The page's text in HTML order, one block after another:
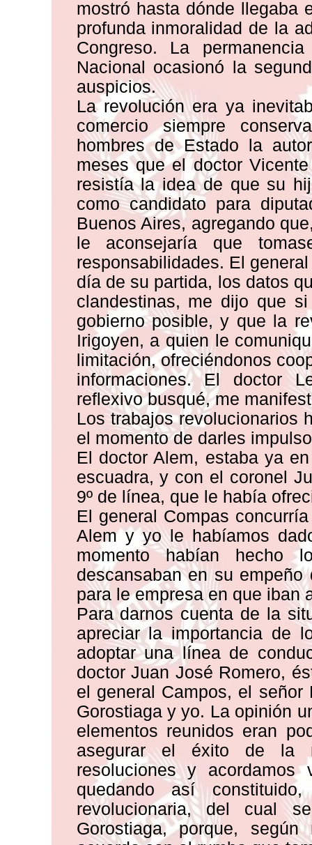
mostró hasta dónde llegaba
profunda inmoralidad de la
Congreso. La
Nacional ocasionó la
auspicios.
La revolución era ya
comercio siempre
hombres de Estado la
meses que el doctor
resistía la idea de que su
como candidato para
Buenos Aires, agregando
le aconsejaría que
responsabilidades. El
día de su partida, los datos
clandestinas, me dijo que
gobierno posible, y que la
Irigoyen, a quien le
limitación, ofreciéndonos
informaciones. El doctor
reflexivo busqué, me
Los trabajos revolucionarios
el momento de darles
El doctor Alem, estaba ya
escuadra, y con el coronel
9º de línea, que le había
El general Compas
Alem y yo le habíamos
momento habían hecho
descansaban en su
para le empresa en que iban
Para darnos cuenta de la
apreciar la importancia de
adoptar una línea de
doctor Juan José Romero,
el general Campos, el
Gorostiaga y yo. La opinión
elementos reunidos eran
asegurar el éxito de la
resoluciones y
quedando así
revolucionaria, del cual
Gorostiaga, porque,